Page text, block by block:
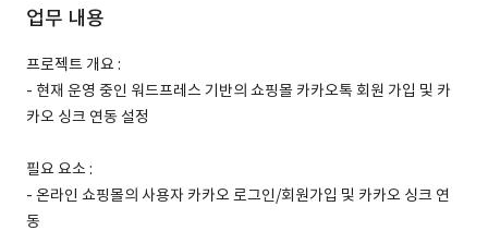
업무 내용
프로젝트 개요 :
- 현재 운영 중인 워드프레스 기반의 쇼핑몰 카카오톡 회원 가입 및 카
카오 싱크 연동 설정
필요 요소 :
- 온라인 쇼핑몰의 사용자 카카오 로그인/회원가입 및 카카오 싱크 연
동